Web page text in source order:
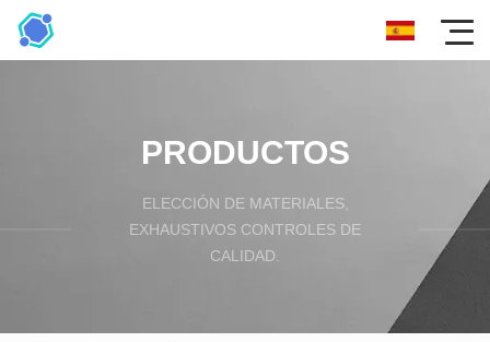
PRODUCTOS
ELECCIÓN DE MATERIALES,
EXHAUSTIVOS CONTROLES DE
CALIDAD.